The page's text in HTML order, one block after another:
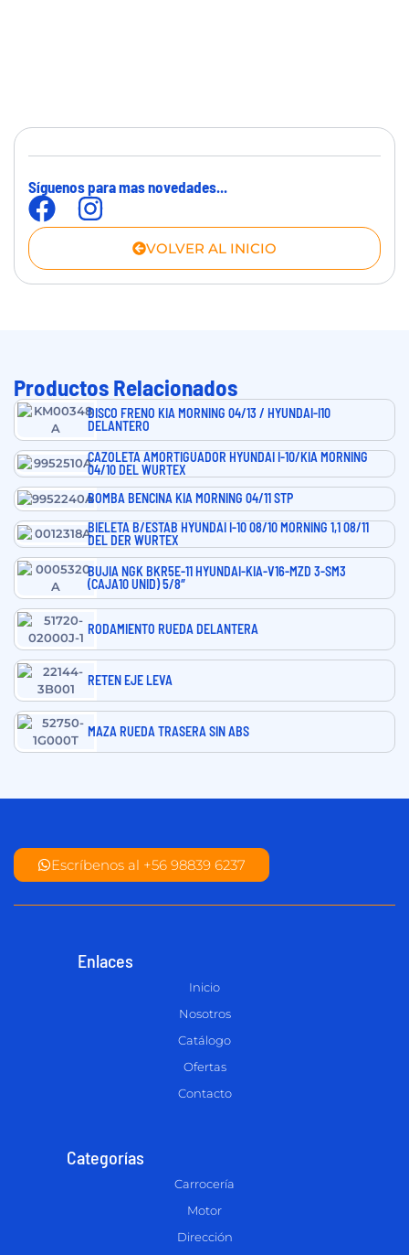
Síguenos para mas novedades...
VOLVER AL INICIO
Productos Relacionados
DISCO FRENO KIA MORNING 04/13 / HYUNDAI-I10
DELANTERO
CAZOLETA AMORTIGUADOR HYUNDAI I-10/KIA MORNING
04/10 DEL WURTEX
BOMBA BENCINA KIA MORNING 04/11 STP
BIELETA B/ESTAB HYUNDAI I-10 08/10 MORNING 1,1 08/11
DEL DER WURTEX
BUJIA NGK BKR5E-11 HYUNDAI-KIA-V16-MZD 3-SM3
(CAJA10 UNID) 5/8″
RODAMIENTO RUEDA DELANTERA
RETEN EJE LEVA
MAZA RUEDA TRASERA SIN ABS
Escríbenos al +56 98839 6237
Enlaces
Inicio
Nosotros
Catálogo
Ofertas
Contacto
Categorías
Carrocería
Motor
Dirección